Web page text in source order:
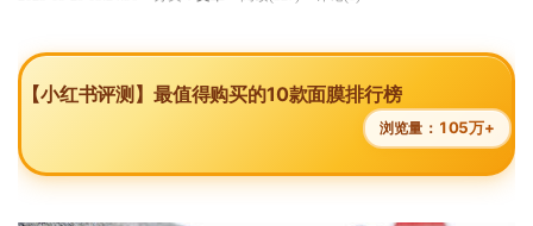
【小红书评测】最值得购买的10款面膜排行榜
浏览量： 105万+